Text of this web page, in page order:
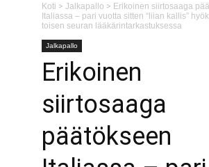
Koti > Jalkapallo > Erikoinen siirtosaaga
Italiassa – pari vuotta sitten “liian kallis”
toisen seuran lääkärintarkastuksessa
Jalkapallo
Erikoinen
siirtosaaga
päätökseen